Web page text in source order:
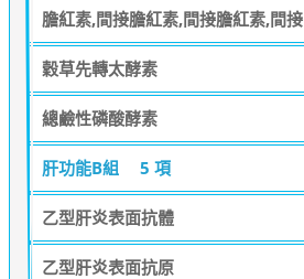
膽紅素,間接膽紅素,間接膽紅素,間接
穀草先轉太酵素
總鹼性磷酸酵素
肝功能B組 5 項
乙型肝炎表面抗體
乙型肝炎表面抗原